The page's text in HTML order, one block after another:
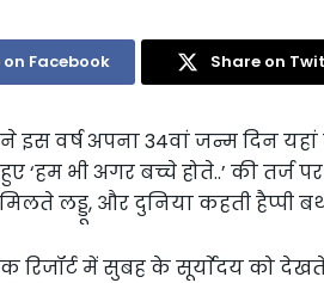
Facebook Share on
ने इस वर्ष अपना 34वां जन्म दिन
भी अगर बच्चे होते..’ की तर्ज
लड्डू, और दुनिया कहती हैप्पी
रिजॉर्ट में सुबह के सूर्याेदय को